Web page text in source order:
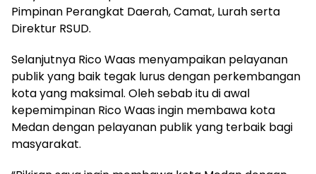
Pimpinan Perangkat Daerah, Camat, Lurah serta
Direktur RSUD.
Selanjutnya Rico Waas menyampaikan pelayanan
publik yang baik tegak lurus dengan perkembangan
kota yang maksimal. Oleh sebab itu di awal
kepemimpinan Rico Waas ingin membawa kota
Medan dengan pelayanan publik yang terbaik bagi
masyarakat.